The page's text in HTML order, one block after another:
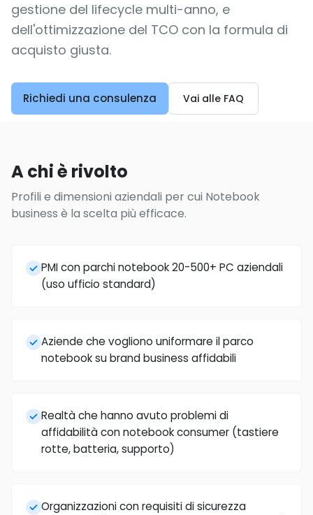
gestione del lifecycle multi-anno, e
dell'ottimizzazione del TCO con la formula di
acquisto giusta.
Richiedi una consulenza Vai alle FAQ
A chi è rivolto
Profili e dimensioni aziendali per cui Notebook
business è la scelta più efficace.
PMI con parchi notebook 20-500+ PC aziendali
(uso ufficio standard)
Aziende che vogliono uniformare il parco
notebook su brand business affidabili
Realtà che hanno avuto problemi di
affidabilità con notebook consumer (tastiere
rotte, batteria, supporto)
Organizzazioni con requisiti di sicurezza